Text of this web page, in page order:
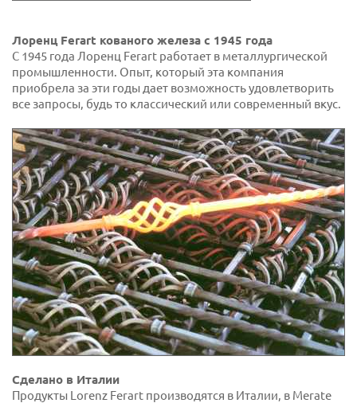
Лоренц Ferart кованого железа с 1945 года
С 1945 года Лоренц Ferart работает в металлургической
промышленности. Опыт, который эта компания
приобрела за эти годы дает возможность удовлетворить
все запросы, будь то классический или современный вкус.
Сделано в Италии
Продукты Lorenz Ferart производятся в Италии, в Merate